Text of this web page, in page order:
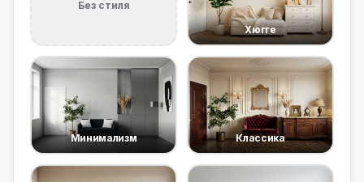
Без стиля
Хюгге
Минимализм Классика